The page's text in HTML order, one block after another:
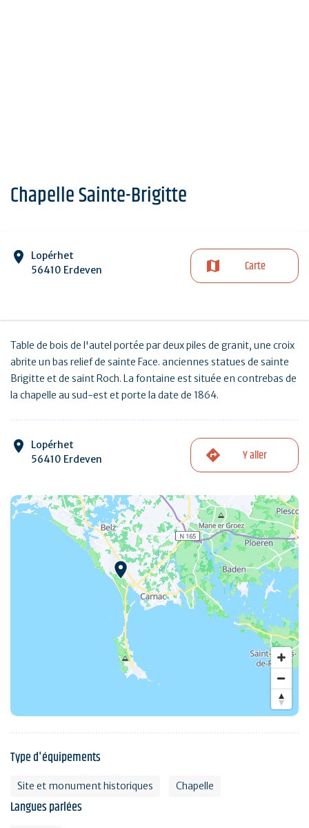
Chapelle Sainte-Brigitte
Lopérhet
56410 Erdeven
Carte
Table de bois de l'autel portée par deux piles de granit, une croix
abrite un bas relief de sainte Face. anciennes statues de sainte
Brigitte et de saint Roch. La fontaine est située en contrebas de
la chapelle au sud-est et porte la date de 1864.
Lopérhet
56410 Erdeven
Y aller
Type d'équipements
Site et monument historiques Chapelle
Langues parlées